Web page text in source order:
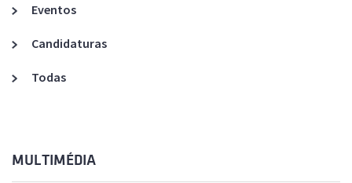
Eventos
Candidaturas
Todas
MULTIMÉDIA